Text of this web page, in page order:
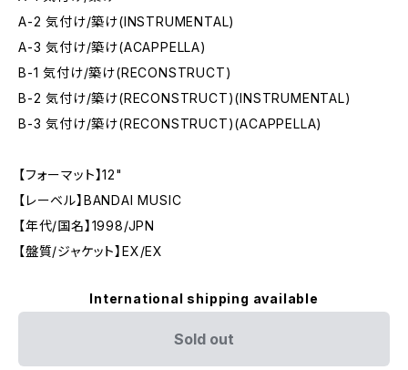
A-2 気付け/築け(INSTRUMENTAL)
A-3 気付け/築け(ACAPPELLA)
B-1 気付け/築け(RECONSTRUCT)
B-2 気付け/築け(RECONSTRUCT)(INSTRUMENTAL)
B-3 気付け/築け(RECONSTRUCT)(ACAPPELLA)
【フォーマット】12"
【レーベル】BANDAI MUSIC
【年代/国名】1998/JPN
【盤質/ジャケット】EX/EX
International shipping available
Sold out